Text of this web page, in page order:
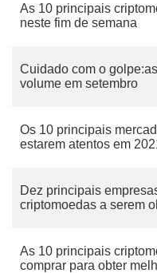
As 10 principais
neste fim de semana
Cuidado com o
volume em setembro
Os 10 principais
estarem atentos em
Dez principais
criptomoedas a serem
As 10 principais
comprar para obter